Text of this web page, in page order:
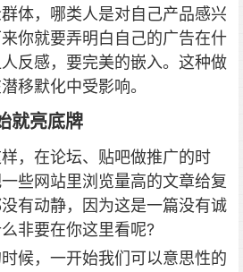
体，哪类人是对自己产品感兴
你就要弄明白自己的广告在什
反感，要完美的嵌入。这种做
移默化中受影响。
就亮底牌
，在论坛、贴吧做推广的时
些网站里浏览量高的文章给复
有动静，因为这是一篇没有诚
非要在你这里看呢?
候，一开始我们可以意思性的